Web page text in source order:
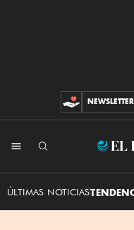
CONTRIBUCIONES
NEWSLETTER
ÚLTIMAS NOTICIAS